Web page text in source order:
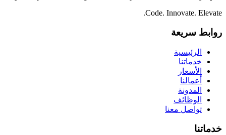
Code. Innovate. Elevate.
روابط سريعة
الرئيسية
خدماتنا
الأسعار
أعمالنا
المدونة
الوظائف
تواصل معنا
خدماتنا